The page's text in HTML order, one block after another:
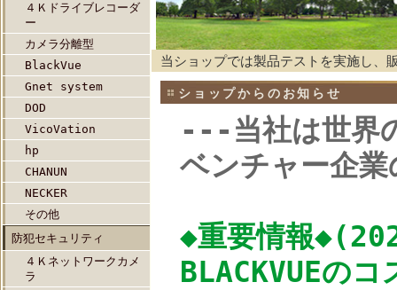
４Ｋドライブレコーダ
ー
カメラ分離型
BlackVue
Gnet system
DOD
VicoVation
hp
CHANUN
NECKER
その他
防犯セキュリティ
４Ｋネットワークカメ
ラ
当ショップでは製品テストを実施し、
ショップからのお知らせ
---当社は世界
ベンチャー企
◆重要情報
BLACKVUEの